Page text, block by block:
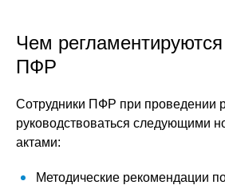
Чем
ПФР
Сотрудники ПФР при проведении
руководствоваться следующими
актами:
Методические рекомендации